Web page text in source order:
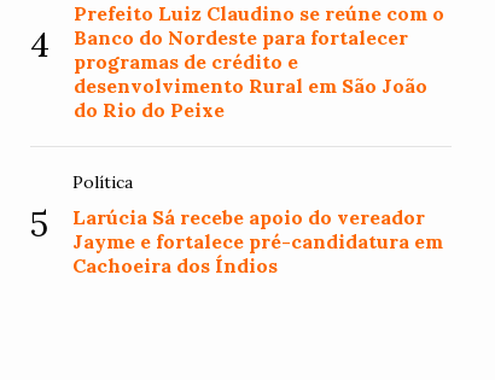
4
Prefeito Luiz Claudino se reúne com o
Banco do Nordeste para fortalecer
programas de crédito e
desenvolvimento Rural em São João
do Rio do Peixe
5
Política
Larúcia Sá recebe apoio do vereador
Jayme e fortalece pré-candidatura em
Cachoeira dos Índios